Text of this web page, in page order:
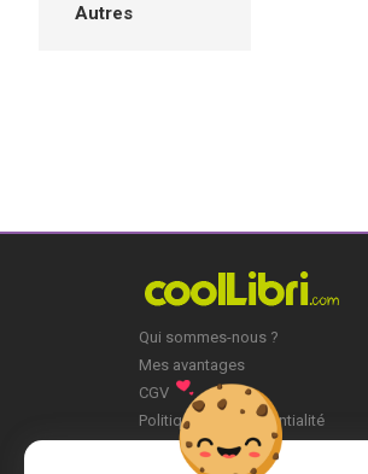
Autres
Qui sommes-nous ?
Mes avantages
CGV
Politique de Confidentialité